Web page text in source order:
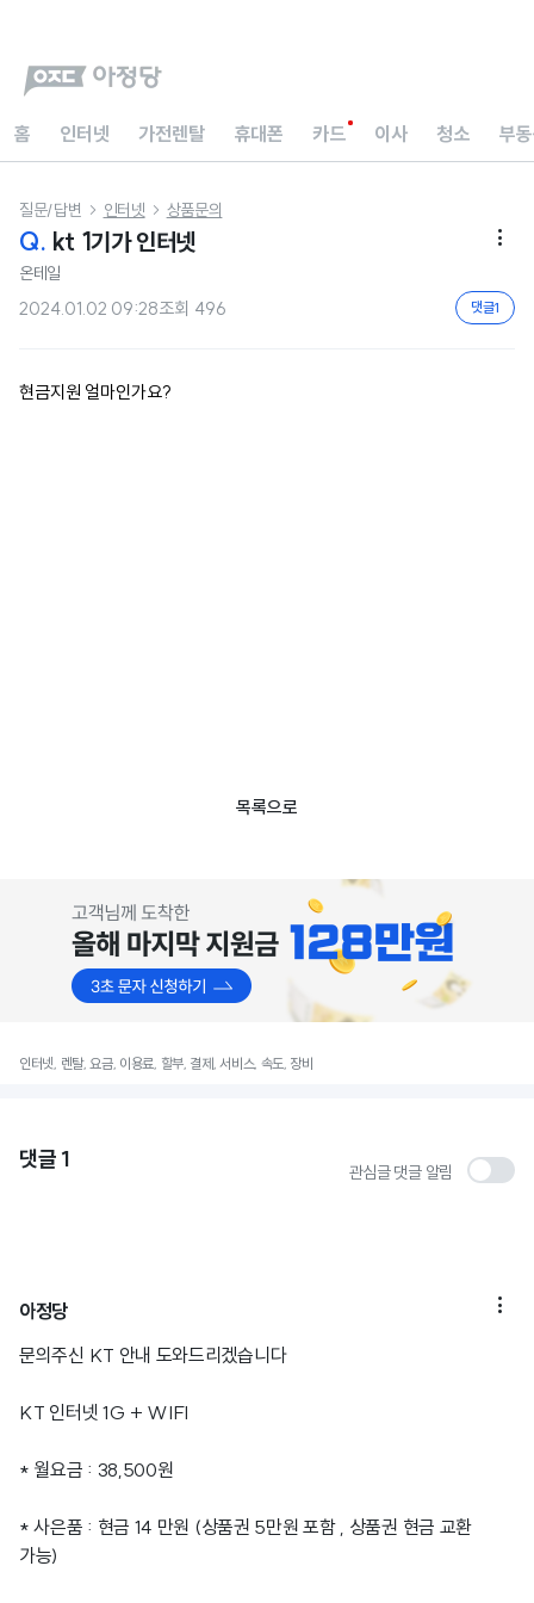
홈 인터넷 가전렌탈 휴대폰 카드 이사 청소 부
질문/답변  인터넷  상품문의
Q. kt 1기가 인터넷 
온테일
2024.01.02 09:28조회 496 댓글1
현금지원 얼마인가요?
목록으로
인터넷, 렌탈, 요금, 이용료, 할부, 결제, 서비스, 속도, 장비
댓글 1 관심글 댓글 알림
아정당 
문의주신 KT 안내 도와드리겠습니다
KT 인터넷 1G + WIFI
* 월요금 : 38,500원
* 사은품 : 현금 14 만원 (상품권 5만원 포함 , 상품권 현금 교환
가능)